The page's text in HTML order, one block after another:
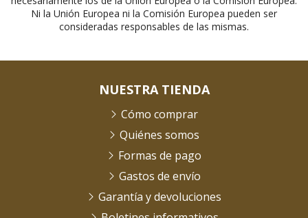
Ni la Unión Europea ni la Comisión Europea pueden ser
consideradas responsables de las mismas.
NUESTRA TIENDA
Cómo comprar
Quiénes somos
Formas de pago
Gastos de envío
Garantía y devoluciones